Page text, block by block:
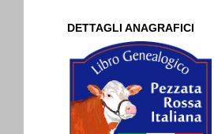
DETTAGLI ANAGRAFICI